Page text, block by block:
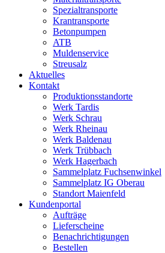
Spezialtransporte
Krantransporte
Betonpumpen
ATB
Muldenservice
Streusalz
Aktuelles
Kontakt
Produktionsstandorte
Werk Tardis
Werk Schrau
Werk Rheinau
Werk Baldenau
Werk Trübbach
Werk Hagerbach
Sammelplatz Fuchsenwinkel
Sammelplatz IG Oberau
Standort Maienfeld
Kundenportal
Aufträge
Lieferscheine
Benachrichtigungen
Bestellen